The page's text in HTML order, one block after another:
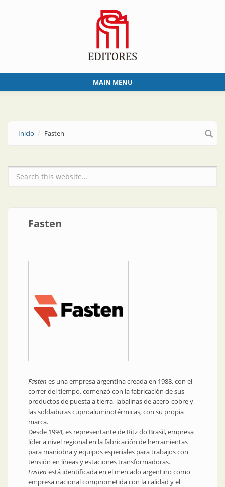
MAIN MENU
Inicio Fasten
Formulario de búsqueda
Fasten
Fasten es una empresa argentina creada en 1988, con el
correr del tiempo, comenzó con la fabricación de sus
productos de puesta a tierra, jabalinas de acero-cobre y
las soldaduras cuproaluminotérmicas, con su propia
marca.
Desde 1994, es representante de Ritz do Brasil, empresa
líder a nivel regional en la fabricación de herramientas
para maniobra y equipos especiales para trabajos con
tensión en líneas y estaciones transformadoras.
Fasten está identificada en el mercado argentino como
empresa nacional comprometida con la calidad y el